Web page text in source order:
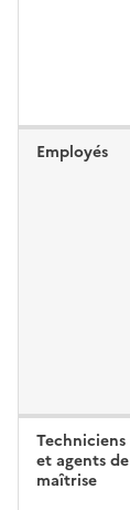
Employés
Techniciens
et agents de
maîtrise